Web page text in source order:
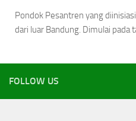
Pondok Pesantren yang
dari luar Bandung. Dimulai pada
FOLLOW US